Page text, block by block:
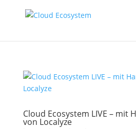
Cloud Ecosystem LIVE – mit
von Localyze